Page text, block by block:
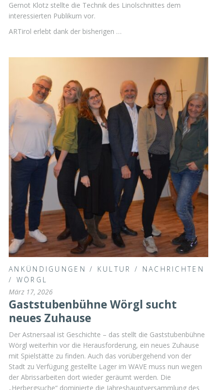
Gernot Klotz stellte die Technik des Linolschnittes dem
interessierten Publikum vor.
ARTirol erlebt dank der bisherigen …
ANKÜNDIGUNGEN / KULTUR / NACHRICHTEN
/ WÖRGL
März 17, 2026
Gaststubenbühne Wörgl sucht
neues Zuhause
Der Astnersaal ist Geschichte – das stellt die Gaststubenbühne
Wörgl weiterhin vor die Herausforderung, ein neues Zuhause
mit Spielstätte zu finden. Auch das vorübergehend von der
Stadt zu Verfügung gestellte Lager im WAVE muss nun wegen
der Abrissarbeiten dort wieder geräumt werden. Die
„Herbergsuche“ dominierte die Jahreshauptversammlung des